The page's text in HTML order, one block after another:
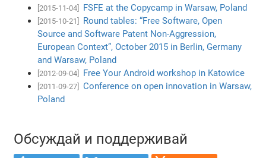
[2015-11-04] FSFE at the Copycamp in Warsaw, Poland
[2015-10-21]
Round tables: “Free Software, Open
Source and Software Patent Non-Aggression,
European Context”, October 2015 in Berlin, Germany
and Warsaw, Poland
[2012-09-04] Free Your Android workshop in Katowice
[2011-09-27]
Conference on open innovation in Warsaw,
Poland
Обсуждай и поддерживай